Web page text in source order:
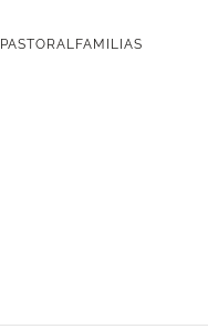
PASTORAL FAMILIAS